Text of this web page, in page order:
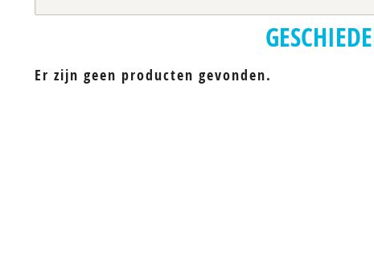
Er zijn geen producten gevonden.